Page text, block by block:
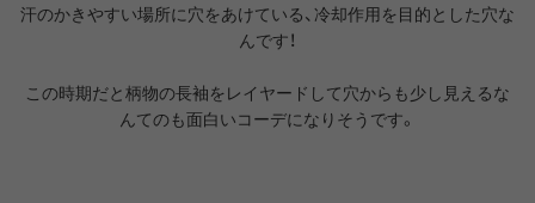
汗のかきやすい場所に穴をあけている、冷却作用を目的とした穴な
んです！
この時期だと柄物の長袖をレイヤードして穴からも少し見えるな
んてのも面白いコーデになりそうです。